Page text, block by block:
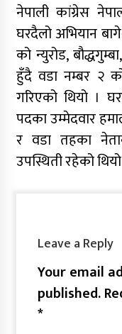
नेपाली कांग्रेस
घरदैलो अभियान
को न्युरोड,
हुँदै वडा नम्बर २
गरिएको थियो ।
पदका उम्मेदवार
र वडा तहका
उपस्थिती रहेको
Leave a Reply
Your email
published.
*